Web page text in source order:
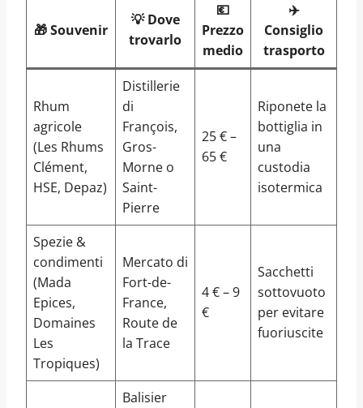
🎁 Souvenir
💡 Dove
trovarlo
💶
Prezzo
medio
✈️
Consiglio
trasporto
Rhum
agricole
(Les Rhums
Clément,
HSE, Depaz)
Distillerie
di
François,
Gros-
Morne o
Saint-
Pierre
25 € –
65 €
Riponete la
bottiglia in
una
custodia
isotermica
Spezie &
condimenti
(Mada
Epices,
Domaines
Les
Tropiques)
Mercato di
Fort-de-
France,
Route de
la Trace
4 € – 9
€
Sacchetti
sottovuoto
per evitare
fuoriuscite
Balisier